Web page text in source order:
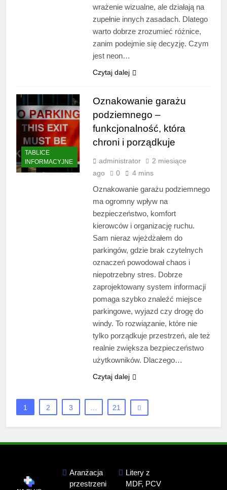
wrażenie wizualne, ale działają na
zupełnie innych zasadach. Dlatego
warto dobrze zrozumieć różnice,
zanim podejmie się decyzję. Czym
jest neon…
Czytaj dalej
TABLICE
INFORMACYJNE
Oznakowanie garażu
podziemnego –
funkcjonalność, która
chroni i porządkuje
administrator
2 miesiące
ago
0 4 mins
Oznakowanie garażu podziemnego
ma ogromny wpływ na
bezpieczeństwo, komfort
kierowców i organizację ruchu.
Sam nieraz wjeżdżałem do
parkingów, gdzie brak czytelnych
oznaczeń powodował chaos i
niepotrzebny stres. Dobrze
zaprojektowany system informacji
pomaga szybko znaleźć miejsce
parkingowe, wyjazd czy drogę do
windy. To rozwiązanie, które nie
tylko porządkuje przestrzeń, ale też
realnie zwiększa bezpieczeństwo
użytkowników. Dlaczego…
Czytaj dalej
1 2 3 … 21
Aranżacja
przestrzeni
Litery z
MDF, PCV